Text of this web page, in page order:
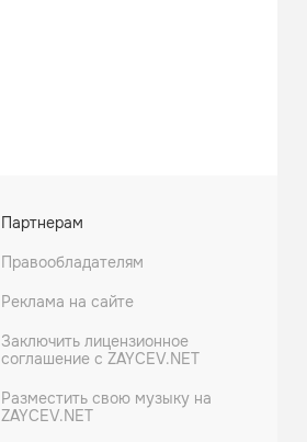
Партнерам
Правообладателям
Реклама на сайте
Заключить лицензионное
соглашение с ZAYCEV.NET
Разместить свою музыку на
ZAYCEV.NET